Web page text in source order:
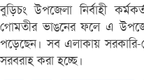
বুড়িচং উপজেলা নির্বাহী
গোমতীর ভাঙনের ফলে এ
পড়েছেন। সব এলাকায় সরকারি-
সরবরাহ করা হচ্ছে।